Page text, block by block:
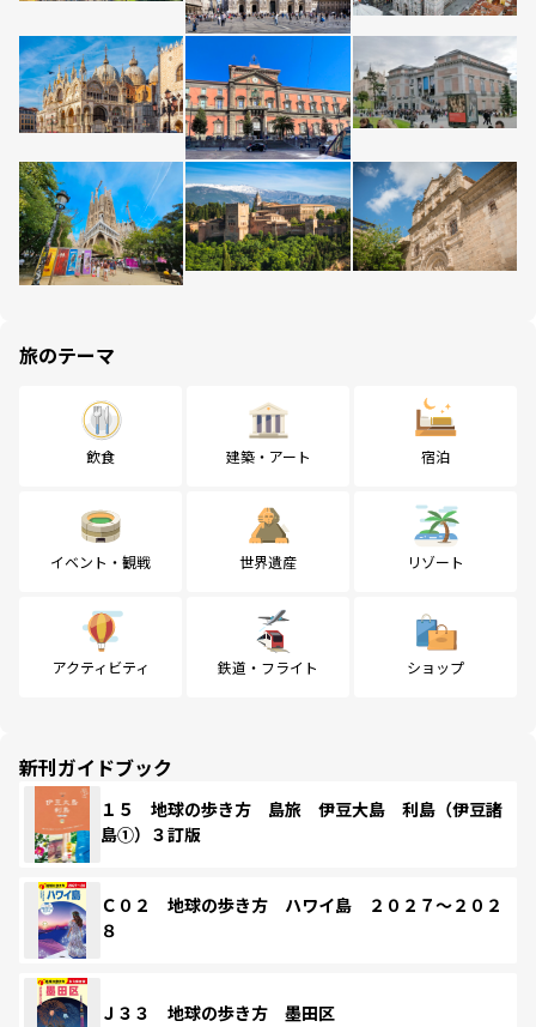
旅のテーマ
飲食 建築・アート 宿泊
イベント・観戦 世界遺産 リゾート
アクティビティ 鉄道・フライト ショップ
新刊ガイドブック
１５ 地球の歩き方 島旅 伊豆大島 利島（伊豆諸
島①）３訂版
Ｃ０２ 地球の歩き方 ハワイ島 ２０２７～２０２
８
Ｊ３３ 地球の歩き方 墨田区